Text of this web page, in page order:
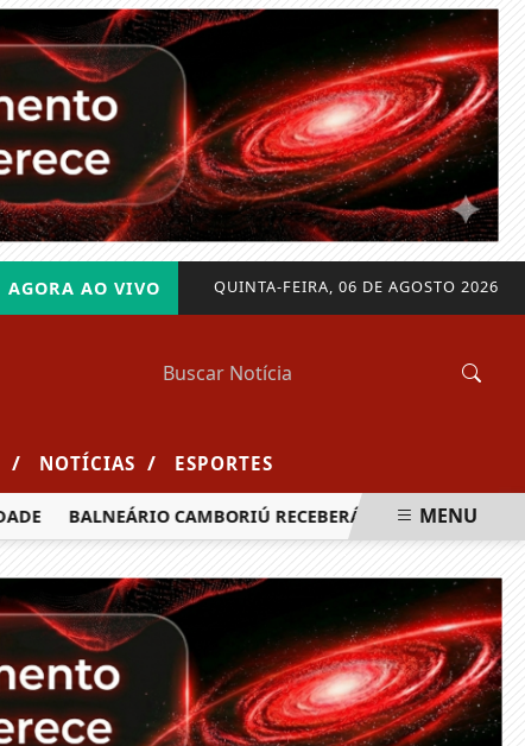
QUINTA-FEIRA, 06 DE AGOSTO 2026
AGORA AO VIVO
/ NOTÍCIAS / ESPORTES
BALNEÁRIO CAMBORIÚ RECEBERÁ MAIS DE 120 MENU